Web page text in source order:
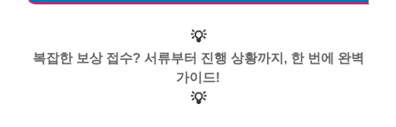
💡
복잡한 보상 접수? 서류부터 진행 상황까지, 한 번에 완벽
가이드!
💡